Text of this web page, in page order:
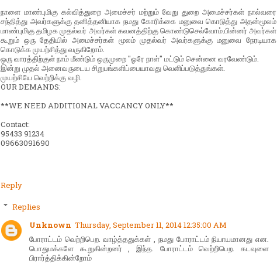
நாளை மாண்புமிகு கல்வித்துறை அமைச்சர் மற்றும் வேறு துறை அமைச்சர்கள் நால்வரை
சந்தித்து அவர்களுக்கு தனித்தனியாக நமது கோரிக்கை மனுவை கொடுத்து அதன்மூலம்
மாண்புமிகு தமிழக முதல்வர் அவர்கள் கவனத்திற்கு கொண்டுசெல்வோம்.பின்னர் அவர்கள்
கூறும் ஒரு தேதியில் அமைச்சர்கள் மூலம் முதல்வர் அவர்களுக்கு மனுவை நேரடியாக
கொடுக்க முயற்சித்து வருகிறோம்.
ஒரு வாரத்திற்குள் நாம் மீண்டும் ஒருமுறை "ஓரே நாள்" மட்டும் சென்னை வரவேண்டும்.
இன்று முதல் அனைவருடைய சிறுபங்களிப்பையாவது வெளிப்படுத்துங்கள்.
முயற்சியே வெற்றிக்கு வழி.
OUR DEMANDS:
**WE NEED ADDITIONAL VACCANCY ONLY**
Contact:
95433 91234
09663091690
Reply
Replies
Unknown Thursday, September 11, 2014 12:35:00 AM
போராட்டம் வெற்றிபெற. வாழ்த்ததுக்கள் , நமது போராட்டம் நியாயமானது என.
பொதுமக்களே கூறுகின்றனர் , இந்த. போராட்டம் வெற்றிபெற. கடவுளை
பிரார்த்திக்கின்றோம்